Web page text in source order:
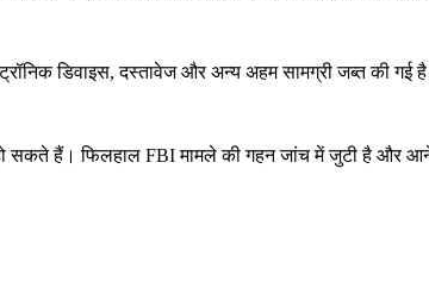
डिवाइस, दस्तावेज और अन्य अहम सामग्री जब्त की
सकते हैं। फिलहाल FBI मामले की गहन जांच में जुटी है और